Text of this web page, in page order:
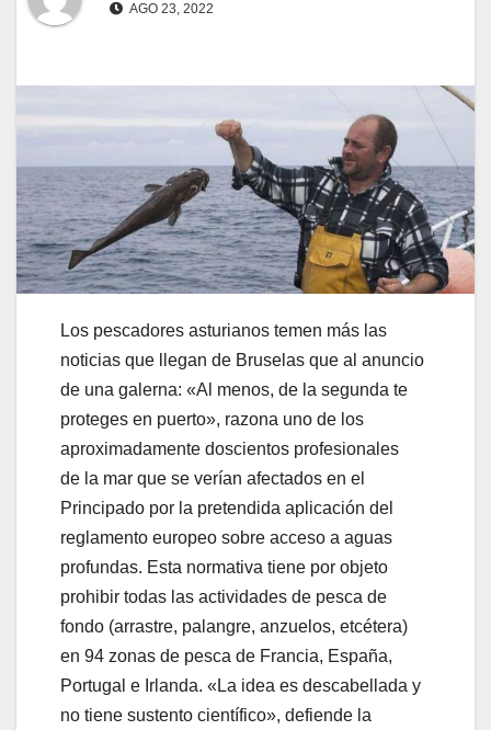
AGO 23, 2022
Los pescadores asturianos temen más las
noticias que llegan de Bruselas que al anuncio
de una galerna: «Al menos, de la segunda te
proteges en puerto», razona uno de los
aproximadamente doscientos profesionales
de la mar que se verían afectados en el
Principado por la pretendida aplicación del
reglamento europeo sobre acceso a aguas
profundas. Esta normativa tiene por objeto
prohibir todas las actividades de pesca de
fondo (arrastre, palangre, anzuelos, etcétera)
en 94 zonas de pesca de Francia, España,
Portugal e Irlanda. «La idea es descabellada y
no tiene sustento científico», defiende la